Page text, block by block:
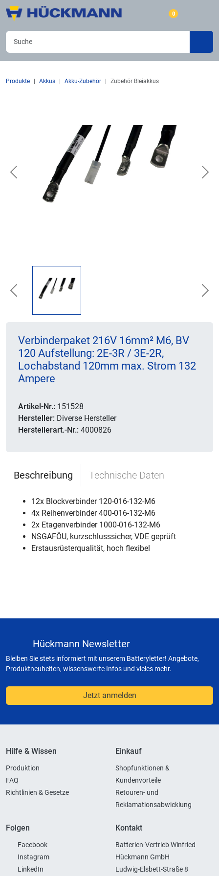
0
Produkte Akkus Akku-Zubehör Zubehör Bleiakkus
Previous
Previous
Verbinderpaket 216V 16mm² M6, BV
120 Aufstellung: 2E-3R / 3E-2R,
Lochabstand 120mm max. Strom 132
Ampere
Artikel-Nr.: 151528
Hersteller: Diverse Hersteller
Herstellerart.-Nr.: 4000826
Beschreibung Technische Daten
12x Blockverbinder 120-016-132-M6
4x Reihenverbinder 400-016-132-M6
2x Etagenverbinder 1000-016-132-M6
NSGAFÖU, kurzschlusssicher, VDE geprüft
Erstausrüsterqualität, hoch flexibel
Hückmann Newsletter
Bleiben Sie stets informiert mit unserem Batteryletter! Angebote,
Produktneuheiten, wissenswerte Infos und vieles mehr.
Jetzt anmelden
Hilfe & Wissen
Produktion
FAQ
Richtlinien & Gesetze
Einkauf
Shopfunktionen &
Kundenvorteile
Retouren- und
Reklamationsabwicklung
Folgen
Facebook
Instagram
LinkedIn
Kontakt
Batterien-Vertrieb Winfried
Hückmann GmbH
Ludwig-Elsbett-Straße 8